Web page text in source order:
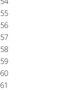
55
56
57
58
59
60
61